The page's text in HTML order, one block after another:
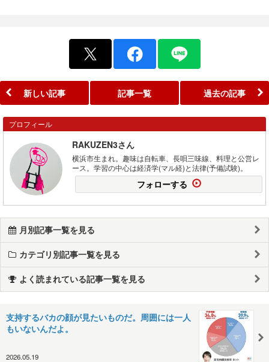
新しい記事 記事一覧 過去の記事
プロフィール
RAKUZEN3さん
横浜市生まれ。趣味は自転車、長唄三味線、料理と公営レ
ース。学習の中心は経済学(マル経)と法律(予備試験)。
フォローする
月別記事一覧を見る
カテゴリ別記事一覧を見る
よく読まれている記事一覧を見る
支持するバカの顔が見たいものだ。周囲には一人
もいないんだよ。
2026.05.19